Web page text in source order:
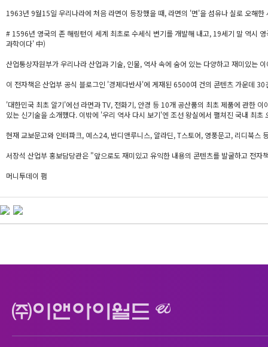
1963년 9월15일 우리나라에 처음 라면이 등장했을 때, 라면의 '면'을 섬유나 실로 오해
# 1596년 영국의 존 해링턴이 세계 최초로 수세식 변기를 개발해 내고, 19세기 말 역시
과학이다' 中)
산업통상자원부가 우리나라 산업과 기술, 인물, 역사 속에 숨어 있는 다양하고 재미있
이 전자책은 산업부 공식 블로그인 '경제다반사'에 게재된 6500여 건의 콘텐츠 가운데
'대한민국 최초 알기'에선 라면과 TV, 전화기, 안경 등 10개 공산품의 최초 제품에 관한
있는 신기술을 소개했다. 이밖에 '우리 역사 다시 보기'엔 조선 왕실에서 펼쳐진 국내 최
현재 교보문고와 인터파크, 예스24, 반디앤루니스, 알라딘, T스토어, 영풍문고, 리디북
서장석 산업부 홍보담당관은 "앞으로도 재미있고 유익한 내용의 콘텐츠를 발굴하고 전자
머니투데이 펌